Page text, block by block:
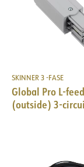
SKINNER 3 -FASE
Global Pro L-
(outside) 3-